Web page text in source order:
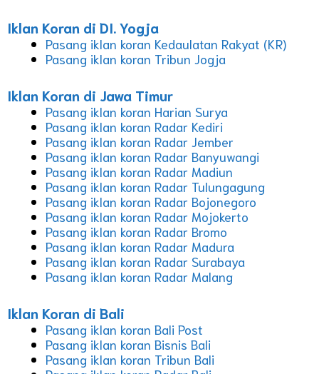
Iklan Koran di DI. Yogja
Pasang iklan koran Kedaulatan Rakyat (KR)
Pasang iklan koran Tribun Jogja
Iklan Koran di Jawa Timur
Pasang iklan koran Harian Surya
Pasang iklan koran Radar Kediri
Pasang iklan koran Radar Jember
Pasang iklan koran Radar Banyuwangi
Pasang iklan koran Radar Madiun
Pasang iklan koran Radar Tulungagung
Pasang iklan koran Radar Bojonegoro
Pasang iklan koran Radar Mojokerto
Pasang iklan koran Radar Bromo
Pasang iklan koran Radar Madura
Pasang iklan koran Radar Surabaya
Pasang iklan koran Radar Malang
Iklan Koran di Bali
Pasang iklan koran Bali Post
Pasang iklan koran Bisnis Bali
Pasang iklan koran Tribun Bali